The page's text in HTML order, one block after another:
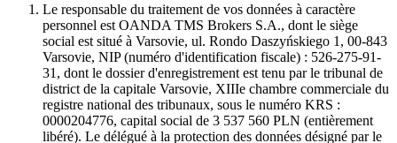
Le responsable du traitement de vos données à caractère
personnel est OANDA TMS Brokers S.A., dont le siège
social est situé à Varsovie, ul. Rondo Daszyńskiego 1, 00-843
Varsovie, NIP (numéro d'identification fiscale) : 526-275-91-
31, dont le dossier d'enregistrement est tenu par le tribunal de
district de la capitale Varsovie, XIIIe chambre commerciale du
registre national des tribunaux, sous le numéro KRS :
0000204776, capital social de 3 537 560 PLN (entièrement
libéré). Le délégué à la protection des données désigné par le